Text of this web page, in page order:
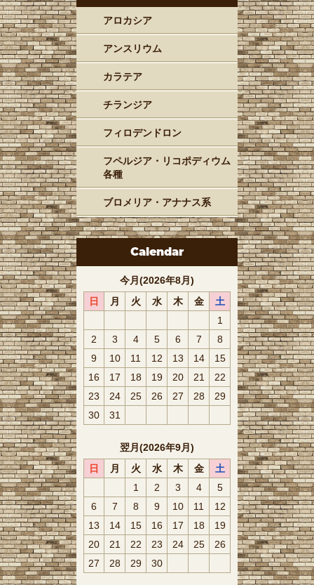
アロカシア
アンスリウム
カラテア
チランジア
フィロデンドロン
フペルジア・リコポディウム
各種
ブロメリア・アナナス系
Calendar
今月(2026年8月)
日
月 火 水 木 金
土
1
2
3 4 5 6 7
8
9
10 11 12 13 14
15
16
17 18 19 20 21
22
23
24 25 26 27 28
29
30
31
翌月(2026年9月)
日
月 火 水 木 金
土
1
2 3 4
5
6
7 8 9 10 11
12
13
14 15 16 17 18
19
20
21 22 23 24 25
26
27
28 29 30